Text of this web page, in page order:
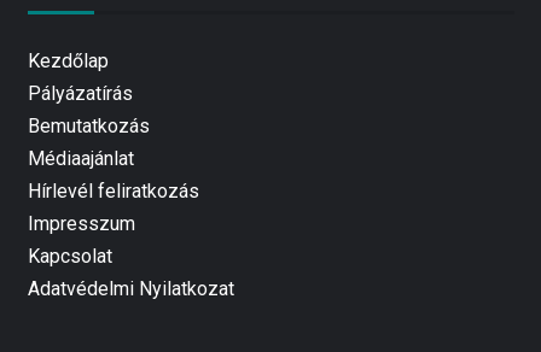
Kezdőlap
Pályázatírás
Bemutatkozás
Médiaajánlat
Hírlevél feliratkozás
Impresszum
Kapcsolat
Adatvédelmi Nyilatkozat